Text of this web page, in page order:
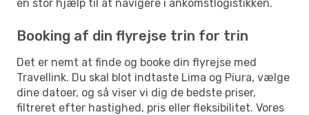
en stor hjælp til at navigere i ankomstlogistikken.
Booking af din flyrejse trin for trin
Det er nemt at finde og booke din flyrejse med
Travellink. Du skal blot indtaste Lima og Piura, vælge
dine datoer, og så viser vi dig de bedste priser,
filtreret efter hastighed, pris eller fleksibilitet. Vores